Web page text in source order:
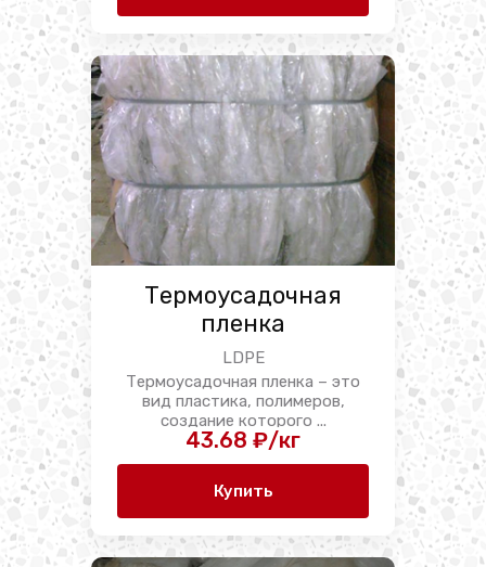
Термоусадочная
пленка
LDPE
Термоусадочная пленка – это
вид пластика, полимеров,
создание которого ...
43.68 ₽/кг
Купить